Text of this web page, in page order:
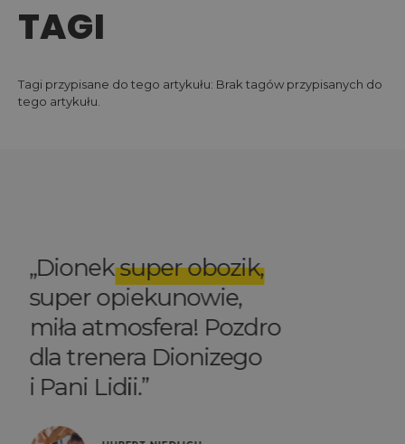
TAGI
Tagi przypisane do tego artykułu: Brak tagów przypisanych do
tego artykułu.
Elegancka szkoła
kitesurfingowa! Bardzo
profesjonalni
instruktorzy
przykładający się do
zajęć.